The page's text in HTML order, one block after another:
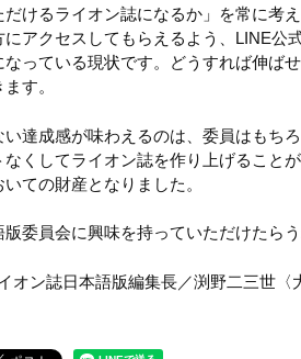
けるライオン誌になるか」を常に考
アクセスしてもらえるよう、LINE公
っている現状です。どうすれば伸ば
す。
い達成感が味わえるのは、委員はもち
なくしてライオン誌を作り上げること
ての財産となりました。
委員会に興味を持っていただけたらう
オン誌日本語版編集長／渕野二三世〈